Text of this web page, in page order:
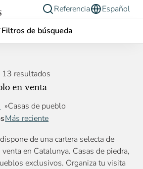
Referencia
Español
Filtros de búsqueda
13 resultados
en venta
Casas de pueblo
Más reciente
de una cartera selecta de
en Catalunya. Casas de piedra,
exclusivos. Organiza tu visita